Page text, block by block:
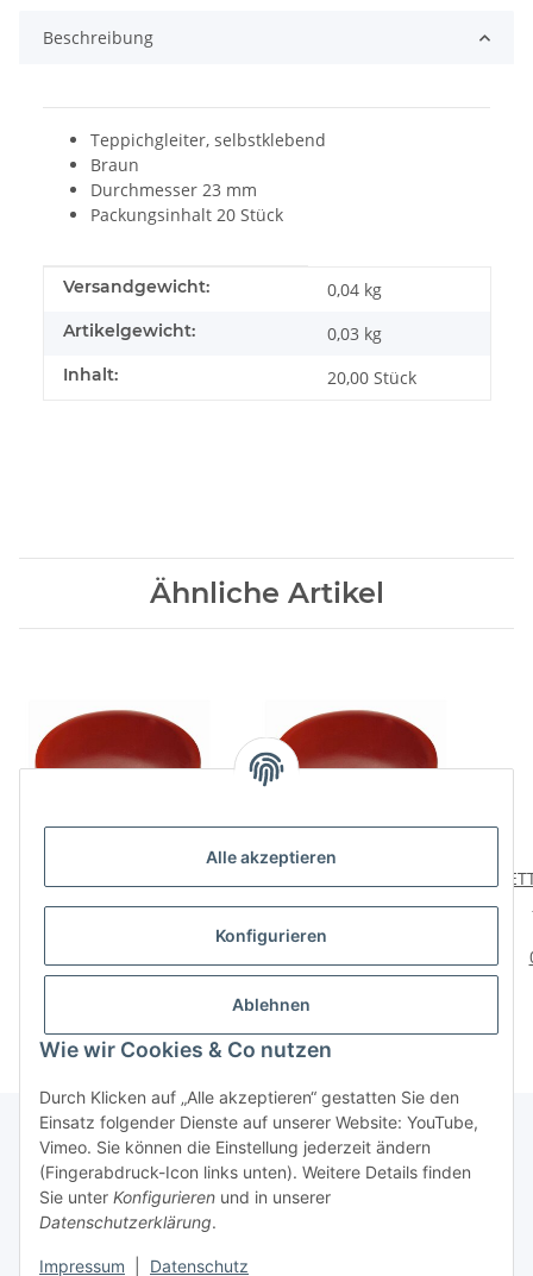
Alle akzeptieren
Konfigurieren
Ablehnen
Wie wir Cookies & Co nutzen
Durch Klicken auf „Alle akzeptieren“ gestatten Sie den
Einsatz folgender Dienste auf unserer Website: YouTube,
Vimeo. Sie können die Einstellung jederzeit ändern
(Fingerabdruck-Icon links unten). Weitere Details finden
Sie unter Konfigurieren und in unserer
Datenschutzerklärung.
Impressum Datenschutz
Beschreibung
Teppichgleiter, selbstklebend
Braun
Durchmesser 23 mm
Packungsinhalt 20 Stück
Produkteigenschaft
Wert
Versandgewicht: 0,04 kg
Artikelgewicht: 0,03 kg
Inhalt: 20,00 Stück
Ähnliche Artikel
Ø 27mm, Poly.-
Ø 27 mm, Poly.-
Kunststoff, 8 Stück
2,49 €
Über uns